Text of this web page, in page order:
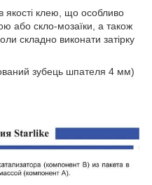
якості клею, що особливо
або скло-мозаїки, а також
складно виконати затірку
зубець шпателя 4 мм)